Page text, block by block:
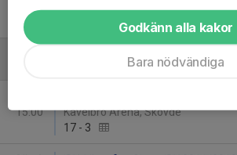
15:00
Kavelbro Arena, Skövde
17 - 3
Godkänn alla kakor
Bara nödvändiga